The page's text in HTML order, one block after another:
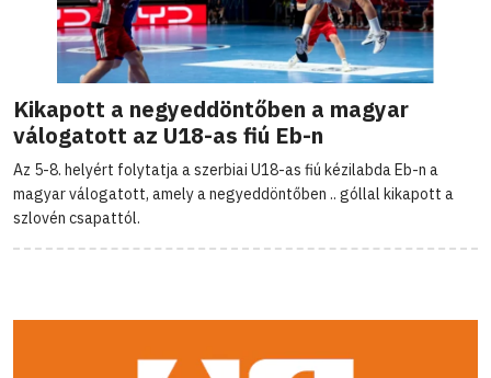
Kikapott a negyeddöntőben a magyar
válogatott az U18-as fiú Eb-n
Az 5-8. helyért folytatja a szerbiai U18-as fiú kézilabda Eb-n a
magyar válogatott, amely a negyeddöntőben .. góllal kikapott a
szlovén csapattól.